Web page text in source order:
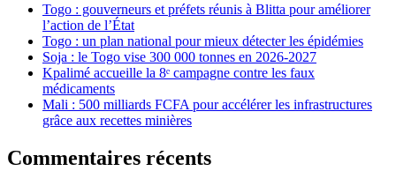
Togo : gouverneurs et préfets réunis à Blitta pour améliorer
l’action de l’État
Togo : un plan national pour mieux détecter les épidémies
Soja : le Togo vise 300 000 tonnes en 2026-2027
Kpalimé accueille la 8ᵉ campagne contre les faux
médicaments
Mali : 500 milliards FCFA pour accélérer les infrastructures
grâce aux recettes minières
Commentaires récents